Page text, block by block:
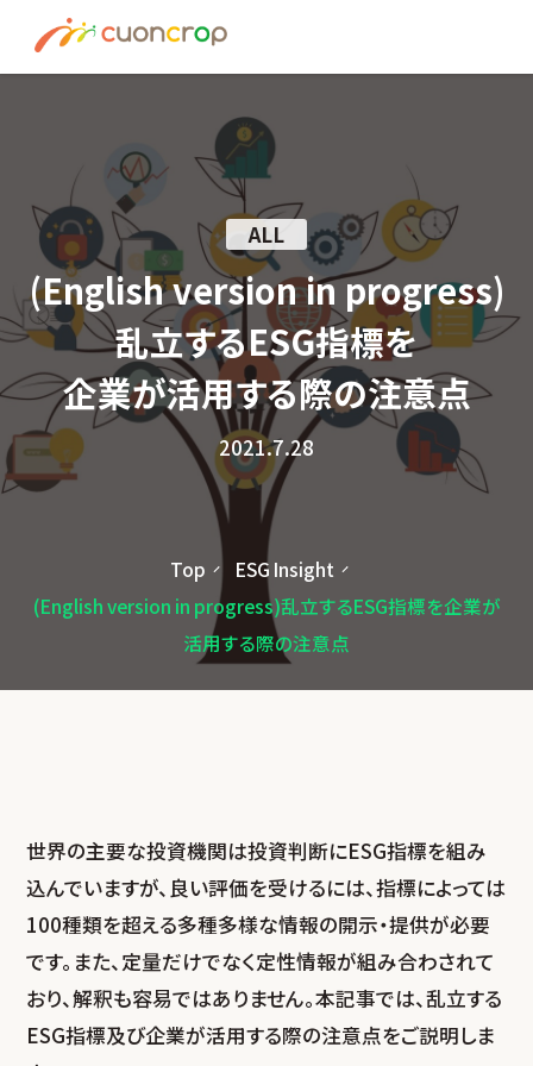
About us
Recruit
Contact
Join Ourt Team
ALL
(English version in progress)
乱立するESG指標を
企業が活用する際の注意点
2021.7.28
Top
ESG Insight
(English version in progress)乱立するESG指標を企業が
活用する際の注意点
世界の主要な投資機関は投資判断にESG指標を組み
込んでいますが、良い評価を受けるには、指標によっては
100種類を超える多種多様な情報の開示・提供が必要
です。また、定量だけでなく定性情報が組み合わされて
おり、解釈も容易ではありません。本記事では、乱立する
ESG指標及び企業が活用する際の注意点をご説明しま